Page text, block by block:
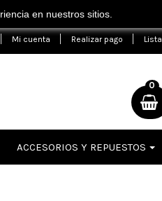
Mi cuenta Realizar pago Lista
0
ACCESORIOS Y REPUESTOS
en nuestros sitios.